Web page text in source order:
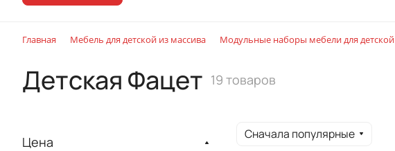
Главная Мебель для детской из массива Модульные наборы мебели для детской
Детская Фацет 19 товаров
Сначала популярные
Цена